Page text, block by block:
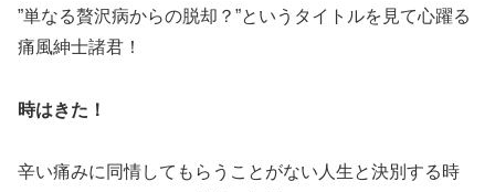
”単なる贅沢病からの脱却？”というタイトルを見て心躍る
痛風紳士諸君！
時はきた！
辛い痛みに同情してもらうことがない人生と決別する時